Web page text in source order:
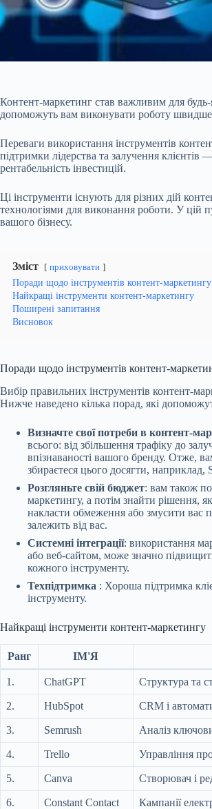
Контент-маркетинг став важливим для будь-
допоможуть вам виконувати роботу
Переваги використання інструментів
підтримки лідерства та залучення
рентабельність інвестицій.
Ці інструменти існують для різних дій
технологіями для виконання роботи. У цій
вашого бізнесу.
Зміст приховувати
Поради щодо інструментів контент-маркетингу
Найкращі інструменти контент-маркетингу
Поширені запитання
Висновок
Поради щодо інструментів контент-
Вибір правильних інструментів контент-
Нижче наведено кілька порад, які
Визначте свої потреби в контент-
всього: від збільшення трафіку до
впізнаваності вашого бренду. Отже,
збираєтеся цього досягти, наприклад,
Розгляньте свій бюджет: вам також
маркетингу, а потім знайти рішення,
накласти обмеження або змусити вас
залежить від вас.
Системні інтеграції: використання
або веб-сайтом, може значно
кожного інструменту.
Техпідтримка : Хороша підтримка
інструменту.
Найкращі інструменти контент-маркетингу
Ранг ІМ'Я
1. ChatGPT Структура та
2. HubSpot CRM і
3. Semrush Аналіз
4. Trello Управління
5. Canva Створювач і
6. Constant Contact Кампанії